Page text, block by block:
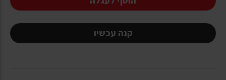
קנה עכשיו